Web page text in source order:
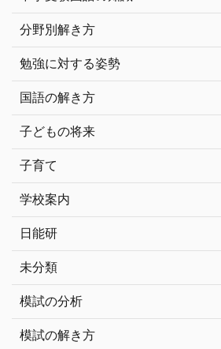
分野別解き方
勉強に対する姿勢
国語の解き方
子どもの将来
子育て
学校案内
日能研
未分類
模試の分析
模試の解き方